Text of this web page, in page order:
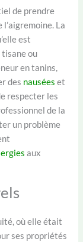
de prendre
La
est
tisane ou
en tanins,
des nauséeset
respecter les
de la
un problème
aux
où elle était
ses propriétés